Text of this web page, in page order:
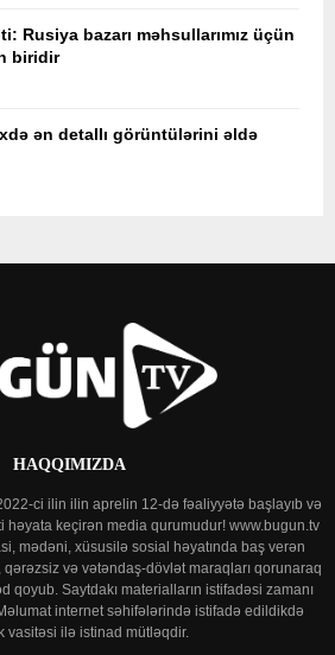
Rusiya bazarı məhsullarımız üçün
biridir
ən detallı görüntülərini əldə
HAQQIMIZDA
ci ilin ilin aprelin 12-də fəaliyyətə başlayıb və
həyata keçirən media qurumudur! www.bugun.tv
mədəni, xüsusilə sosial həyatında baş verən
və vətəndaş-dövlət maraqları qorunaraq
qoyub. Saytdakı materialların istifadəsi zamanı
internet səhifələrində istifadə edildikdə
vasitəsi ilə istinad mütləqdir.